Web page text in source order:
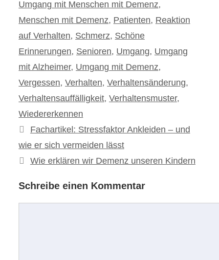
Umgang mit Menschen mit Demenz,
Menschen mit Demenz, Patienten, Reaktion
auf Verhalten, Schmerz, Schöne
Erinnerungen, Senioren, Umgang, Umgang
mit Alzheimer, Umgang mit Demenz,
Vergessen, Verhalten, Verhaltensänderung,
Verhaltensauffälligkeit, Verhaltensmuster,
Wiedererkennen
Beitrags-
Navigation
Fachartikel: Stressfaktor Ankleiden – und
wie er sich vermeiden lässt
Wie erklären wir Demenz unseren Kindern
Schreibe einen Kommentar